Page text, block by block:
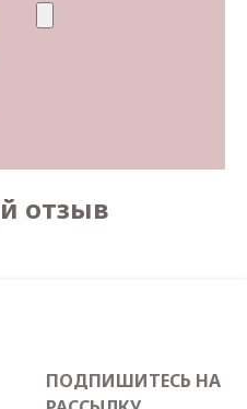
отзыв
ПОДПИШИТЕСЬ НА